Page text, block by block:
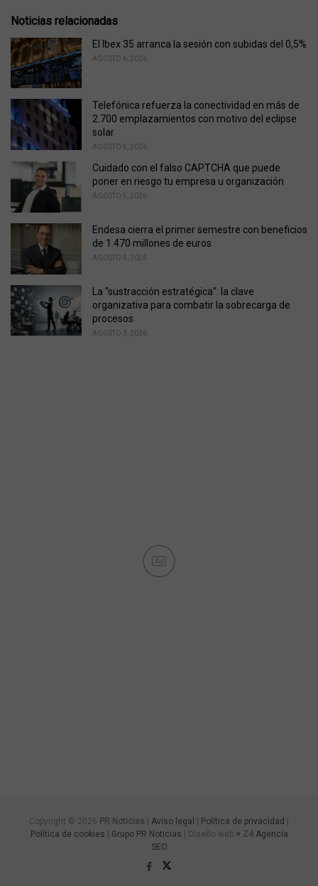
o
r
i
e
s
:Noticias relacionadas
El Ibex 35 arranca la sesión con subidas del 0,5%
AGOSTO 6, 2026
Telefónica refuerza la conectividad en más de
2.700 emplazamientos con motivo del eclipse
solar
AGOSTO 5, 2026
Cuidado con el falso CAPTCHA que puede
poner en riesgo tu empresa u organización
AGOSTO 5, 2026
Endesa cierra el primer semestre con beneficios
de 1.470 millones de euros
AGOSTO 4, 2026
La "sustracción estratégica": la clave
organizativa para combatir la sobrecarga de
procesos
AGOSTO 3, 2026
Ad
Copyright © 2026 PR Noticias | Aviso legal | Política de privacidad |
Política de cookies | Grupo PR Noticias | Diseño web ♥ Z4 Agencia
SEO